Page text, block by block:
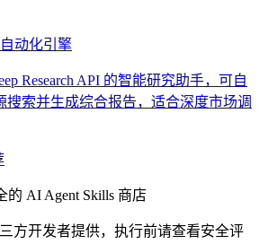
动化引擎
Research API 的智能研究助手，可自
搜索并生成综合报告，适合深度市场调
的 AI Agent Skills 商店
方开发者提供，执行前请查看安全评